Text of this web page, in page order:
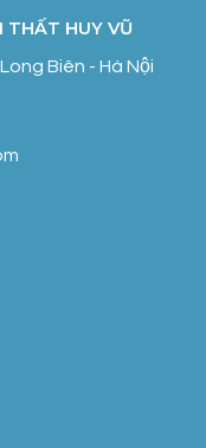
THẤT HUY VŨ
Biên - Hà Nội